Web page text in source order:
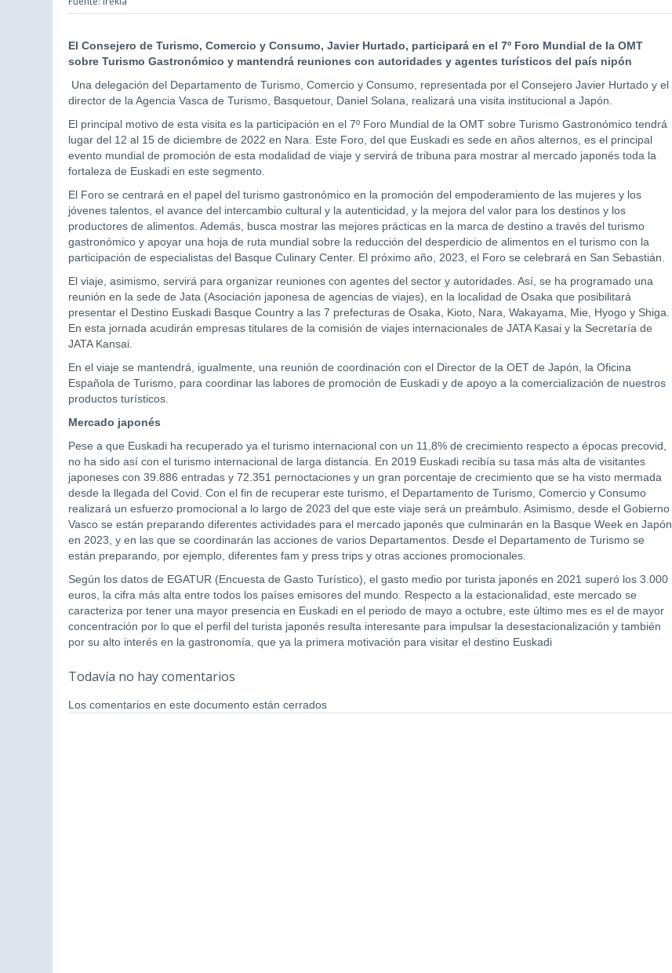
El Consejero de Turismo, Comercio y Consumo, Javier Hurtado, participará en el 7º Foro Mundial de la OMT
sobre Turismo Gastronómico y mantendrá reuniones con autoridades y agentes turísticos del país nipón
Una delegación del Departamento de Turismo, Comercio y Consumo, representada por el Consejero Javier Hurtado y el
director de la Agencia Vasca de Turismo, Basquetour, Daniel Solana, realizará una visita institucional a Japón.
El principal motivo de esta visita es la participación en el 7º Foro Mundial de la OMT sobre Turismo Gastronómico tendrá
lugar del 12 al 15 de diciembre de 2022 en Nara. Este Foro, del que Euskadi es sede en años alternos, es el principal
evento mundial de promoción de esta modalidad de viaje y servirá de tribuna para mostrar al mercado japonés toda la
fortaleza de Euskadi en este segmento.
El Foro se centrará en el papel del turismo gastronómico en la promoción del empoderamiento de las mujeres y los
jóvenes talentos, el avance del intercambio cultural y la autenticidad, y la mejora del valor para los destinos y los
productores de alimentos. Además, busca mostrar las mejores prácticas en la marca de destino a través del turismo
gastronómico y apoyar una hoja de ruta mundial sobre la reducción del desperdicio de alimentos en el turismo con la
participación de especialistas del Basque Culinary Center. El próximo año, 2023, el Foro se celebrará en San Sebastián.
El viaje, asimismo, servirá para organizar reuniones con agentes del sector y autoridades. Así, se ha programado una
reunión en la sede de Jata (Asociación japonesa de agencias de viajes), en la localidad de Osaka que posibilitará
presentar el Destino Euskadi Basque Country a las 7 prefecturas de Osaka, Kioto, Nara, Wakayama, Mie, Hyogo y Shiga.
En esta jornada acudirán empresas titulares de la comisión de viajes internacionales de JATA Kasai y la Secretaría de
JATA Kansai.
En el viaje se mantendrá, igualmente, una reunión de coordinación con el Director de la OET de Japón, la Oficina
Española de Turismo, para coordinar las labores de promoción de Euskadi y de apoyo a la comercialización de nuestros
productos turísticos.
Mercado japonés
Pese a que Euskadi ha recuperado ya el turismo internacional con un 11,8% de crecimiento respecto a épocas precovid,
no ha sido así con el turismo internacional de larga distancia. En 2019 Euskadi recibía su tasa más alta de visitantes
japoneses con 39.886 entradas y 72.351 pernoctaciones y un gran porcentaje de crecimiento que se ha visto mermada
desde la llegada del Covid. Con el fin de recuperar este turismo, el Departamento de Turismo, Comercio y Consumo
realizará un esfuerzo promocional a lo largo de 2023 del que este viaje será un preámbulo. Asimismo, desde el Gobierno
Vasco se están preparando diferentes actividades para el mercado japonés que culminarán en la Basque Week en Japón
en 2023, y en las que se coordinarán las acciones de varios Departamentos. Desde el Departamento de Turismo se
están preparando, por ejemplo, diferentes fam y press trips y otras acciones promocionales.
Según los datos de EGATUR (Encuesta de Gasto Turístico), el gasto medio por turista japonés en 2021 superó los 3.000
euros, la cifra más alta entre todos los países emisores del mundo. Respecto a la estacionalidad, este mercado se
caracteriza por tener una mayor presencia en Euskadi en el periodo de mayo a octubre, este último mes es el de mayor
concentración por lo que el perfil del turista japonés resulta interesante para impulsar la desestacionalización y también
por su alto interés en la gastronomía, que ya la primera motivación para visitar el destino Euskadi
Todavía no hay comentarios
Los comentarios en este documento están cerrados